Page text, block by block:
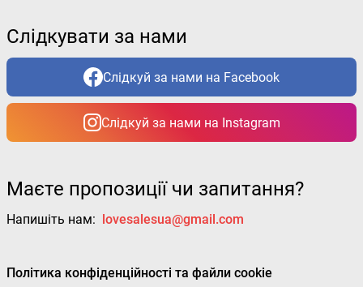
Слідкувати за нами
Слідкуй за нами на Facebook
Слідкуй за нами на Instagram
Маєте пропозиції чи запитання?
Напишіть нам: lovesalesua@gmail.com
Політика конфіденційності та файли cookie